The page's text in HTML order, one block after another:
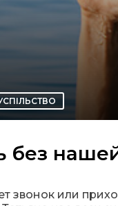
без
звонок или